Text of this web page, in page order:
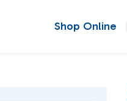
Shop Online